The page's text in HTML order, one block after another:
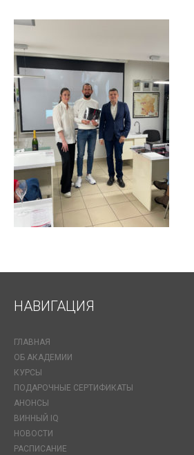
НАВИГАЦИЯ
ГЛАВНАЯ
ОБ АКАДЕМИИ
КУРСЫ
ПОДАРОЧНЫЕ СЕРТИФИКАТЫ
АНОНСЫ
ВИННЫЙ IQ
НОВОСТИ
РАСПИСАНИЕ